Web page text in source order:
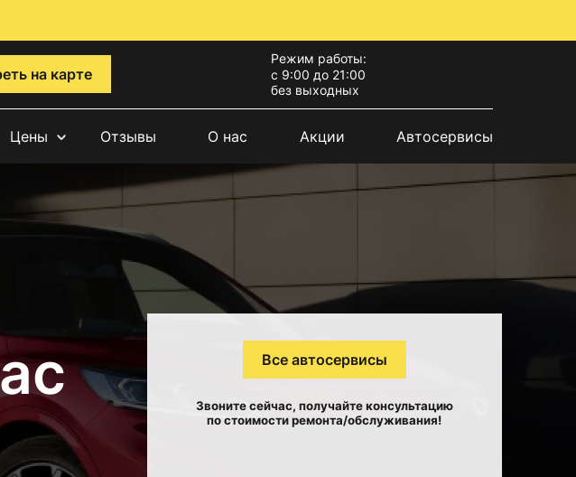
на карте
Режим работы:
с 9:00 до 21:00
без выходных
Цены Отзывы О нас Акции Автосервисы
Все автосервисы
Звоните сейчас, получайте консультацию
по стоимости ремонта/обслуживания!